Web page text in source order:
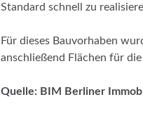
Standard schnell zu
Für dieses Bauvorhaben
anschließend Flächen für
Quelle: BIM Berliner